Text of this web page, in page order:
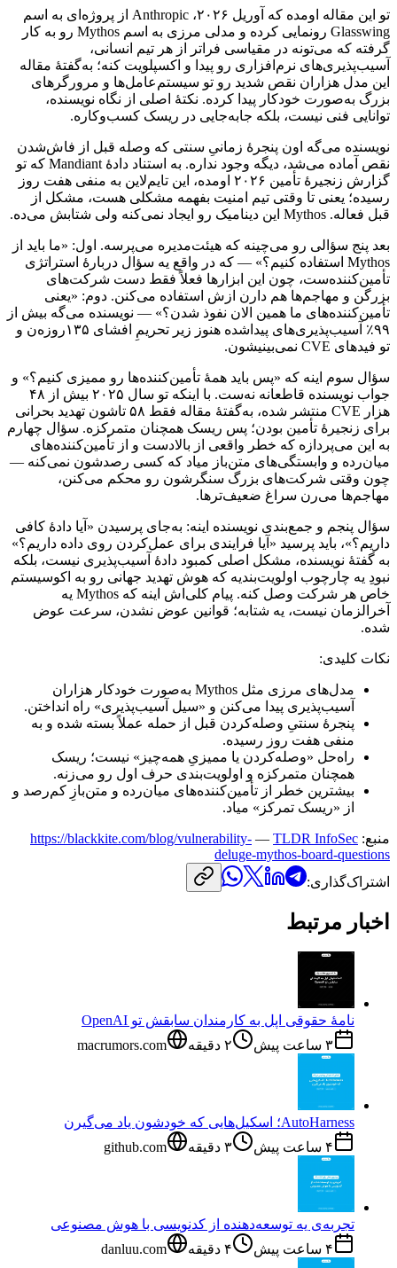
تو این مقاله اومده که آوریل ۲۰۲۶، Anthropic از پروژه‌ای به اسم
Glasswing رونمایی کرده و مدلی مرزی به اسم Mythos رو به کار
گرفته که می‌تونه در مقیاسی فراتر از هر تیم
انسانی،
آسیب‌پذیری‌های نرم‌افزاری رو پیدا و اکسپلویت کنه؛ به‌گفتهٔ مقاله
این مدل هزاران نقص شدید رو تو سیستم‌عامل‌ها و مرورگرهای
بزرگ به‌صورت خودکار پیدا کرده. نکتهٔ اصلی از نگاه نویسنده،
توانایی فنی نیست، بلکه جابه‌جایی در ریسک کسب‌وکاره.
نویسنده می‌گه اون پنجرهٔ زمانیِ سنتی که وصله قبل از فاش‌شدن
نقص آماده می‌شد، دیگه وجود نداره. به استناد دادهٔ Mandiant که تو
گزارش زنجیرهٔ تأمین ۲۰۲۶ اومده، این تایم‌لاین به منفی هفت روز
رسیده؛ یعنی تا وقتی تیم امنیت بفهمه مشکلی هست، مشکل از
قبل فعاله. Mythos این دینامیک رو ایجاد نمی‌کنه ولی شتابش می‌ده.
بعد پنج سؤالی رو می‌چینه که هیئت‌مدیره می‌پرسه. اول: «ما باید از
Mythos استفاده کنیم؟» — که در واقع یه سؤال دربارهٔ استراتژی
تأمین‌کننده‌ست، چون این ابزارها فعلاً فقط دست شرکت‌های
بزرگن و مهاجم‌ها هم دارن ازش استفاده می‌کنن. دوم: «یعنی
تأمین‌کننده‌های ما همین الان نفوذ شدن؟» — نویسنده می‌گه بیش از
۹۹٪
آسیب‌پذیری‌های پیداشده هنوز زیر تحریمِ افشای ۱۳۵روزه‌ن
و
تو فیدهای CVE نمی‌بینیشون.
سؤال سوم اینه که «پس باید همهٔ تأمین‌کننده‌ها رو ممیزی کنیم؟» و
جواب نویسنده قاطعانه نه‌ست. با اینکه تو سال ۲۰۲۵ بیش از ۴۸
هزار CVE منتشر شده، به‌گفتهٔ مقاله فقط ۵۸ تاشون تهدید بحرانی
برای زنجیرهٔ تأمین بودن؛ پس ریسک همچنان متمرکزه. سؤال چهارم
به این می‌پردازه که خطر واقعی از بالادست و از تأمین‌کننده‌های
میان‌رده و وابستگی‌های متن‌باز میاد که کسی رصدشون نمی‌کنه —
چون وقتی شرکت‌های بزرگ سنگرشون رو محکم می‌کنن،
مهاجم‌ها می‌رن سراغ ضعیف‌ترها.
سؤال پنجم و جمع‌بندی نویسنده اینه: به‌جای پرسیدن «آیا دادهٔ کافی
داریم؟»، باید پرسید «آیا فرایندی برای عمل‌کردن روی داده داریم؟»
به گفتهٔ نویسنده، مشکل اصلی کمبود دادهٔ آسیب‌پذیری نیست، بلکه
نبودِ یه چارچوب اولویت‌بندیه که هوش تهدید جهانی رو به اکوسیستم
خاص هر شرکت وصل کنه. پیام کلی‌اش اینه که Mythos یه
آخرالزمان نیست، یه شتابه؛ قوانین عوض نشدن، سرعت عوض
شده.
نکات کلیدی:
مدل‌های مرزی مثل Mythos به‌صورت خودکار هزاران
آسیب‌پذیری پیدا می‌کنن و «سیل آسیب‌پذیری» راه انداختن.
پنجرهٔ سنتیِ وصله‌کردن قبل از حمله عملاً بسته شده و به
منفی هفت روز رسیده.
راه‌حل «وصله‌کردن یا ممیزیِ همه‌چیز» نیست؛ ریسک
همچنان متمرکزه و اولویت‌بندی حرف اول رو می‌زنه.
بیشترین خطر از تأمین‌کننده‌های میان‌رده و متن‌بازِ کم‌رصد و
از «ریسک تمرکز» میاد.
منبع: TLDR InfoSec
—
https://blackkite.com/blog/vulnerability-
deluge-mythos-board-questions
اشتراک‌گذاری:
اخبار مرتبط
نامهٔ حقوقی اپل به کارمندان سابقش تو OpenAI
۳ ساعت پیش
۲ دقیقه macrumors.com
AutoHarness؛ اسکیل‌هایی که خودشون یاد می‌گیرن
۴ ساعت پیش
۳ دقیقه github.com
تجربه‌ی یه توسعه‌دهنده از کدنویسی با هوش مصنوعی
۴ ساعت پیش
۴ دقیقه danluu.com